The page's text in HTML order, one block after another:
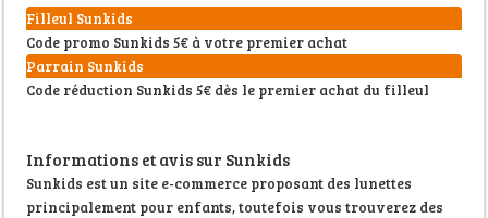
Filleul Sunkids
Code promo Sunkids 5€ à votre premier achat
Parrain Sunkids
Code réduction Sunkids 5€ dès le premier achat du filleul
Informations et avis sur Sunkids
Sunkids est un site e-commerce proposant des lunettes
principalement pour enfants, toutefois vous trouverez des